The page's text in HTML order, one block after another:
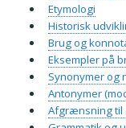
Etymologi
Historisk
Brug og
Eksempler på
Synonymer
Antonymer
Afgrænsning til